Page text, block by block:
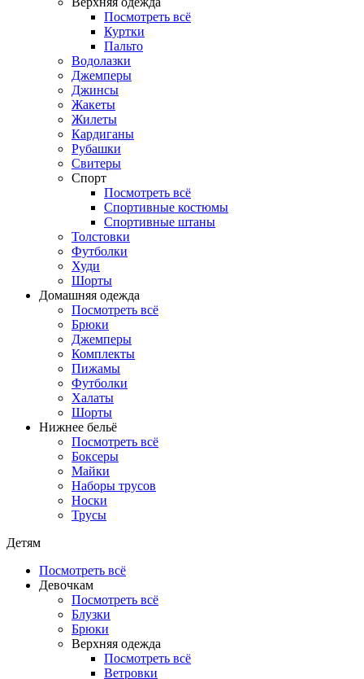
Посмотреть всё
Куртки
Пальто
Водолазки
Джемперы
Джинсы
Жакеты
Жилеты
Кардиганы
Рубашки
Свитеры
Спорт
Посмотреть всё
Спортивные костюмы
Спортивные штаны
Толстовки
Футболки
Худи
Шорты
Домашняя одежда
Посмотреть всё
Брюки
Джемперы
Комплекты
Пижамы
Футболки
Халаты
Шорты
Нижнее бельё
Посмотреть всё
Боксеры
Майки
Наборы трусов
Носки
Трусы
Детям
Посмотреть всё
Девочкам
Посмотреть всё
Блузки
Брюки
Верхняя одежда
Посмотреть всё
Ветровки